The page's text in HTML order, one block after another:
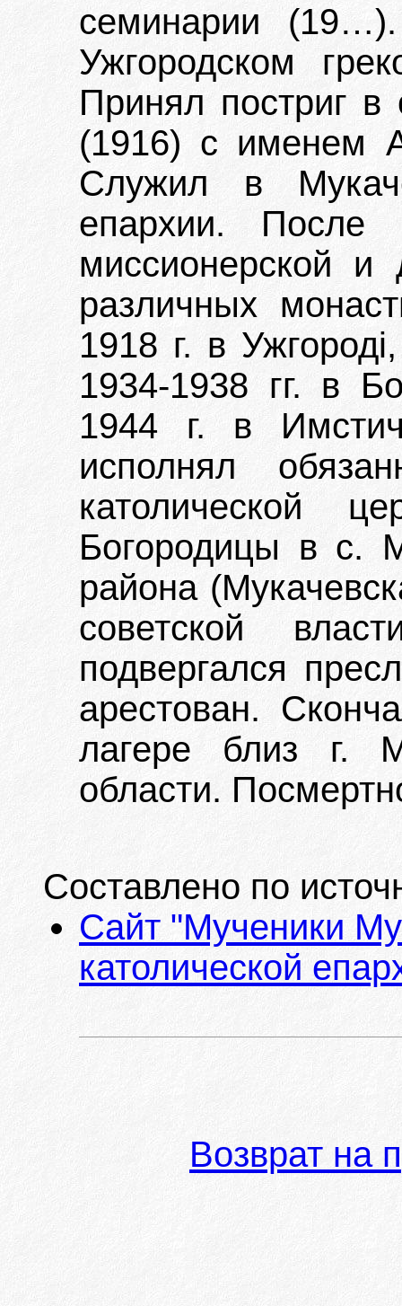
семинарии
Ужгородском
Принял постриг в
(1916) с именем
Служил в
епархии. После
миссионерской и
различных
1918 г. в
1934-1938 гг. в
1944 г. в
исполнял
католической
Богородицы в с.
района
советской
подвергался
арестован.
лагере близ г.
области.
Составлено по
Сайт "Мученики
католической
Возврат на